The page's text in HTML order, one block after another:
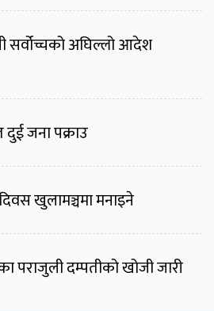
सर्वोच्चको अघिल्लो आदेश
जना पक्राउ
खुलामञ्चमा मनाइने
पराजुली दम्पतीको खोजी जारी